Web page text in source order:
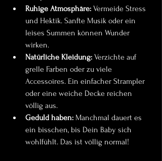
Ruhige Atmosphäre: Vermeide Stress
und Hektik. Sanfte Musik oder ein
leises Summen können Wunder
wirken.
Natürliche Kleidung: Verzichte auf
grelle Farben oder zu viele
Accessoires. Ein einfacher Strampler
oder eine weiche Decke reichen
völlig aus.
Geduld haben: Manchmal dauert es
ein bisschen, bis Dein Baby sich
wohlfühlt. Das ist völlig normal!